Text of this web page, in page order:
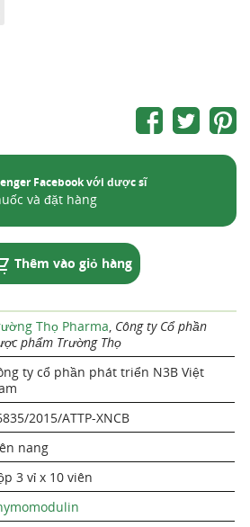
Facebook với dược sĩ
và đặt hàng
Thêm vào giỏ hàng
Thọ Pharma, Công ty Cổ phần
phẩm Trường Thọ
ty cổ phần phát triển N3B Việt
2015/ATTP-XNCB
nang
3 vỉ x 10 viên